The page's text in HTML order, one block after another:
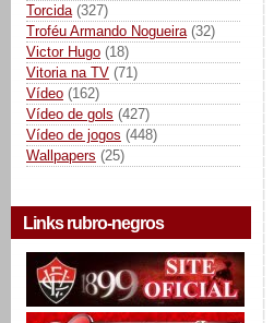
Torcida (327)
Troféu Armando Nogueira (32)
Victor Hugo (18)
Vitoria na TV (71)
Vídeo (162)
Vídeo de gols (427)
Vídeo de jogos (448)
Wallpapers (25)
Links rubro-negros